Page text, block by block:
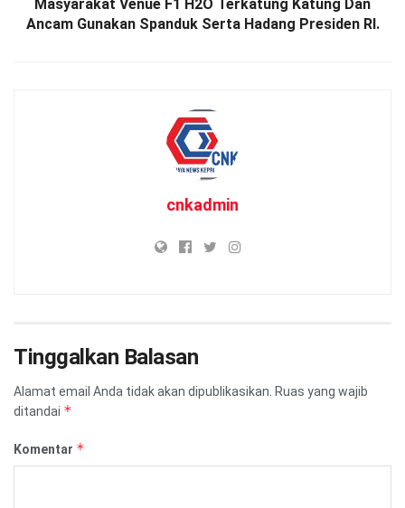
Masyarakat Venue F1 H2O Terkatung Katung Dan
Ancam Gunakan Spanduk Serta Hadang Presiden RI.
cnkadmin
Tinggalkan Balasan
Alamat email Anda tidak akan dipublikasikan. Ruas yang wajib
ditandai *
Komentar *